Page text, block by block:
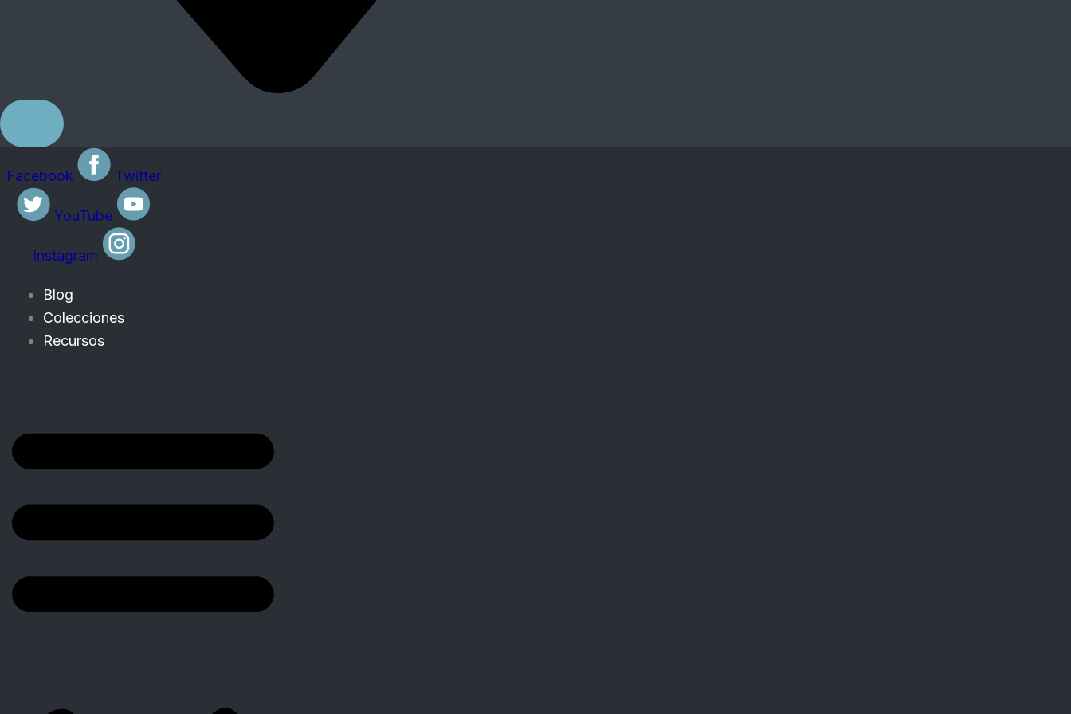
Facebook Twitter
YouTube
Instagram
Blog
Colecciones
Recursos